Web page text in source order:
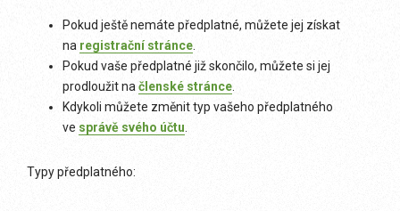
Pokud ještě nemáte předplatné, můžete jej získat
na registrační stránce
Pokud vaše předplatné již skončilo, můžete si jej
prodloužit na členské stránce
Kdykoli můžete změnit typ vašeho předplatného
ve správě svého účtu
Typy předplatného: